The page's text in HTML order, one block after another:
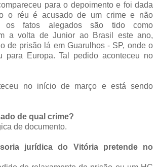
para o depoimento e foi dada
o réu é acusado de um crime e não
os fatos alegados são tido como
a volta de Junior ao Brasil este ano,
de prisão lá em Guarulhos - SP, onde o
para Europa. Tal pedido aconteceu no
no início de março e está sendo
de qual crime?
de documento.
jurídica do Vitória pretende no